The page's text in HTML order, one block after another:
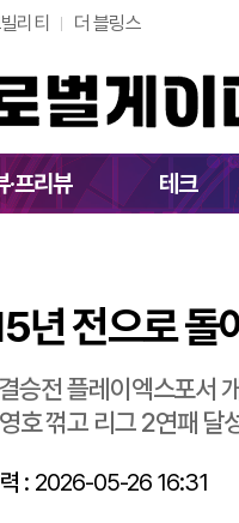
리티 더 블링스
·프리뷰 테크
[현장 리뷰] 15년
년 전으로 돌
승전 플레이엑스포서
호 꺾고 리그 2연패 달
: 2026-05-26 16:31